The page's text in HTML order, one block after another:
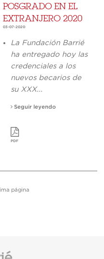
POSGRADO EN EL
EXTRANJERO 2020
03-07-2020
La Fundación Barrié
ha entregado hoy las
credenciales a los
nuevos becarios de
su XXX...
Seguir leyendo
PDF
página